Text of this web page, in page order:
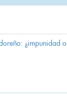
¿impunidad o